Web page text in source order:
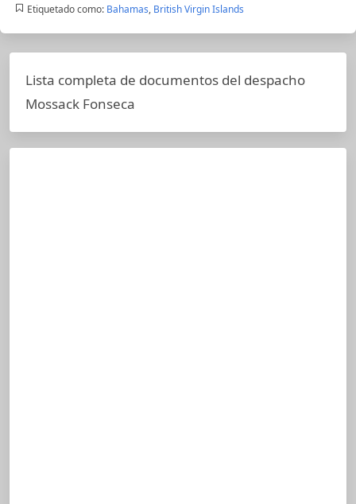
Etiquetado como: Bahamas, British Virgin Islands
Lista completa de documentos del despacho
Mossack Fonseca